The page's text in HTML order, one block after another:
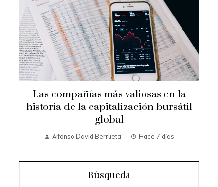
Las compañías más valiosas en la
historia de la capitalización bursátil
global
Alfonso David Berrueta Hace 7 días
Búsqueda